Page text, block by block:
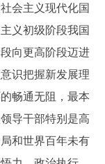
会主义现代化国
义初级阶段我国
向更高阶段迈进
识把握新发展理
畅通无阻，最本
导干部特别是高
和世界百年未有